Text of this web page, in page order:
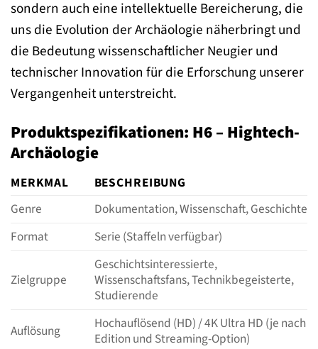
sondern auch eine intellektuelle Bereicherung, die
uns die Evolution der Archäologie näherbringt und
die Bedeutung wissenschaftlicher Neugier und
technischer Innovation für die Erforschung unserer
Vergangenheit unterstreicht.
Produktspezifikationen: H6 – Hightech-
Archäologie
MERKMAL
BESCHREIBUNG
Genre
Dokumentation, Wissenschaft, Geschichte
Format
Serie (Staffeln verfügbar)
Zielgruppe
Geschichtsinteressierte,
Wissenschaftsfans, Technikbegeisterte,
Studierende
Auflösung
Hochauflösend (HD) / 4K Ultra HD (je nach
Edition und Streaming-Option)